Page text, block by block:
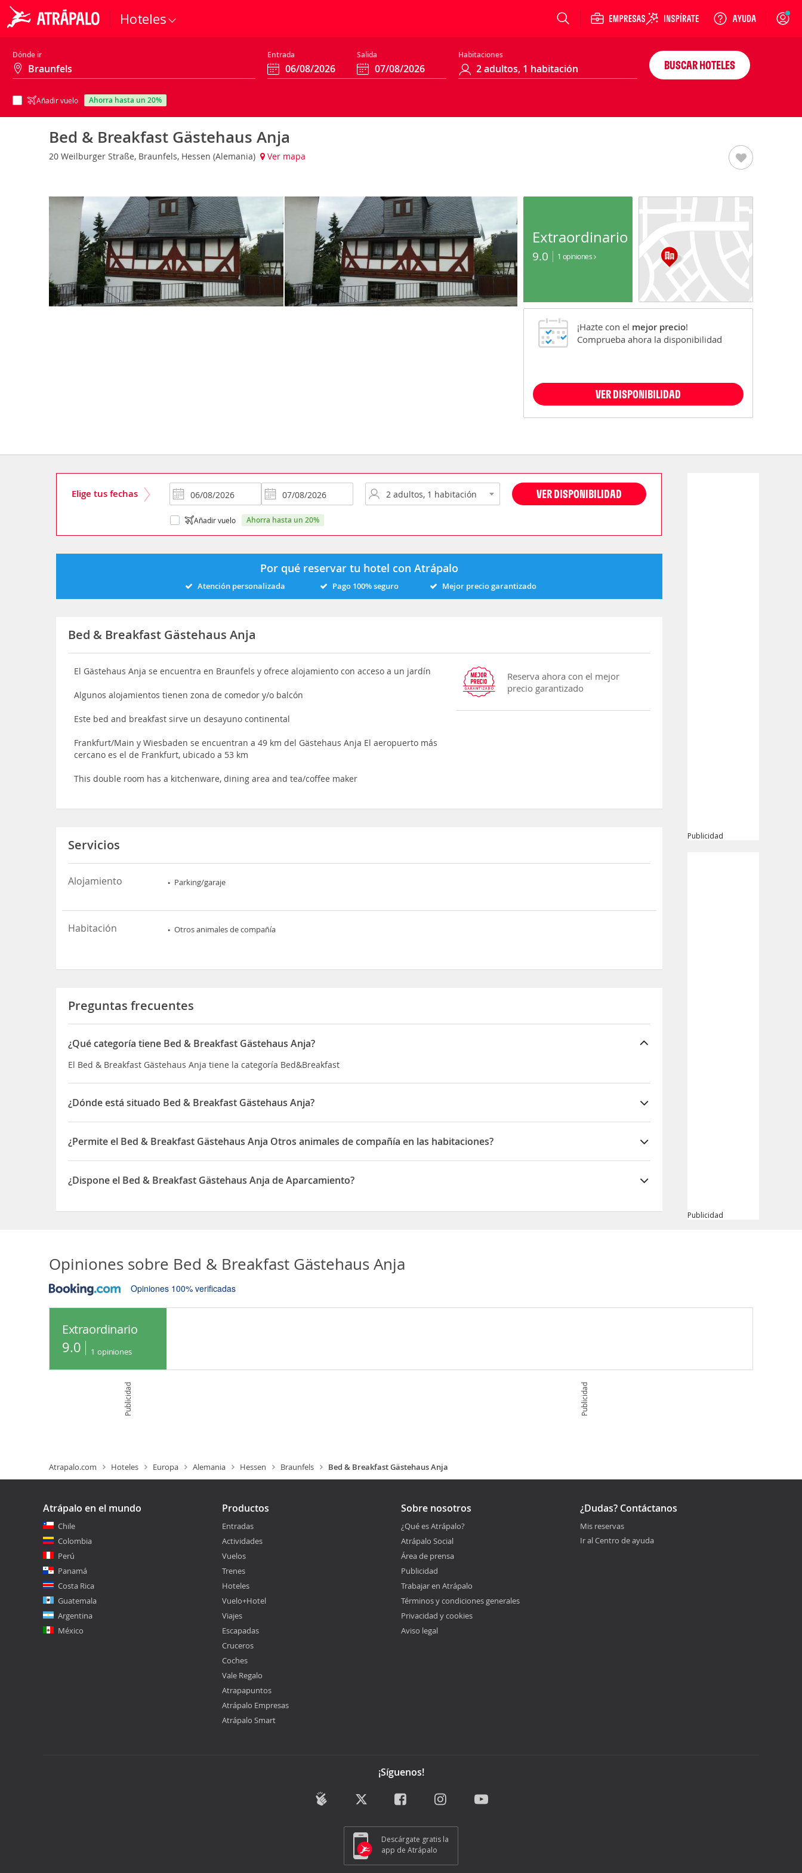
Hoteles Login
Dónde ir Entrada Salida Habitaciones
Añadir vuelo ahorra hasta un 20%
BUSCAR HOTELES
Bed & Breakfast Gästehaus Anja
20 Weilburger Straße, Braunfels, Hessen (Alemania) Ver mapa
Extraordinario
9.0 1 opiniones
¡Hazte con el mejor precio!
Comprueba ahora la disponibilidad
VER DISPONIBILIDAD
Elige tus fechas VER DISPONIBILIDAD
Añadir vuelo ahorra hasta un 20%
Por qué reservar tu hotel con Atrápalo
Atención personalizada Pago 100% seguro Mejor precio garantizado
Bed & Breakfast Gästehaus Anja
El Gästehaus Anja se encuentra en Braunfels y ofrece alojamiento con acceso a un jardín
Algunos alojamientos tienen zona de comedor y/o balcón
Este bed and breakfast sirve un desayuno continental
Frankfurt/Main y Wiesbaden se encuentran a 49 km del Gästehaus Anja El aeropuerto más
cercano es el de Frankfurt, ubicado a 53 km
This double room has a kitchenware, dining area and tea/coffee maker
Reserva ahora con el mejor
precio garantizado
Servicios
Alojamiento Parking/garaje
Habitación Otros animales de compañía
Preguntas frecuentes
¿Qué categoría tiene Bed & Breakfast Gästehaus Anja?
El Bed & Breakfast Gästehaus Anja tiene la categoría Bed&Breakfast
¿Dónde está situado Bed & Breakfast Gästehaus Anja?
El Bed & Breakfast Gästehaus Anja está situado en 20 Weilburger Straße
¿Permite el Bed & Breakfast Gästehaus Anja Otros animales de compañía en las habitaciones?
Sí, el Bed & Breakfast Gästehaus Anja permite Otros animales de compañía en las habitaciones
¿Dispone el Bed & Breakfast Gästehaus Anja de Aparcamiento?
Publicidad
Publicidad
Opiniones sobre Bed & Breakfast Gästehaus Anja
Opiniones 100% verificadas
Extraordinario
9.0 1 opiniones
Publicidad Publicidad
Atrapalo.com Hoteles Europa Alemania Hessen Braunfels Bed & Breakfast Gästehaus Anja
Atrápalo en el mundo
Chile
Colombia
Perú
Panamá
Costa Rica
Guatemala
Argentina
México
Productos
Entradas
Actividades
Vuelos
Trenes
Hoteles
Vuelo+Hotel
Viajes
Escapadas
Cruceros
Coches
Vale Regalo
Atrapapuntos
Atrápalo Empresas
Atrápalo Smart
Sobre nosotros
¿Qué es Atrápalo?
Atrápalo Social
Área de prensa
Publicidad
Trabajar en Atrápalo
Términos y condiciones generales
Privacidad y cookies
Aviso legal
¿Dudas? Contáctanos
Mis reservas
Ir al Centro de ayuda
¡Síguenos!
Descárgate gratis la
app de Atrápalo